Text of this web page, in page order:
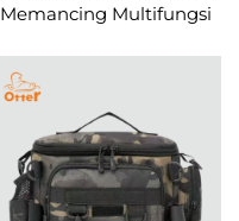
Memancing Multifungsi